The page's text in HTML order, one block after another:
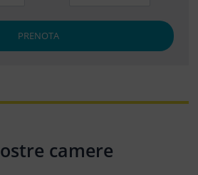
PRENOTA
camere